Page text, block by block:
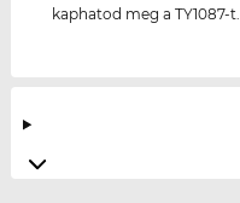
kaphatod meg a TY1087-t.